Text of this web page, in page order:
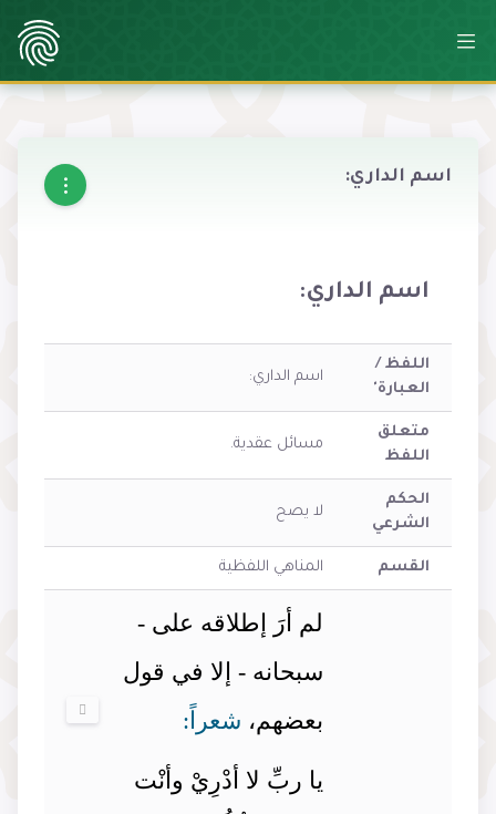
اسم الداري:
اسم الداري:
اللفظ /
العبارة'
اسم الداري:
متعلق
اللفظ
مسائل عقدية.
الحكم
الشرعي
لا يصح
القسم المناهي اللفظية
لم أرَ إطلاقه على -
سبحانه - إلا في قول
بعضهم، شعراً:
يا ربِّ لا أدْرِيْ وأنْت